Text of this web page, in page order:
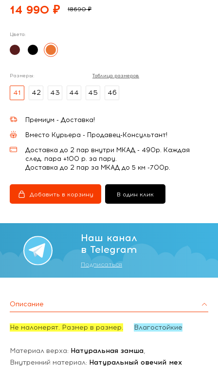
14 990 ₽ 18690 ₽
Цвета:
Размеры: Таблица размеров
41 42 43 44 45 46
Премиум - Доставка!
Вместо Курьера - Продавец-Консультант!
Доставка до 2 пар внутри МКАД - 490р. Каждая
след. пара +100 р. за пару.
Доставка до 2 пар за МКАД до 5 км -700р.
Добавить в корзину В один клик
Наш канал
в Telegram
Подписаться
Описание
Не маломерят. Размер в размер. Влагостойкие
Материал верха: Натуральная замша,
Внутренний материал: Натуральный овечий мех